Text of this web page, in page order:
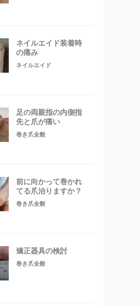
ネイルエイド装着時
の痛み
ネイルエイド
足の両親指の内側指
先と爪が痛い
巻き爪全般
前に向かって巻かれ
てる爪治りますか？
巻き爪全般
矯正器具の検討
巻き爪全般